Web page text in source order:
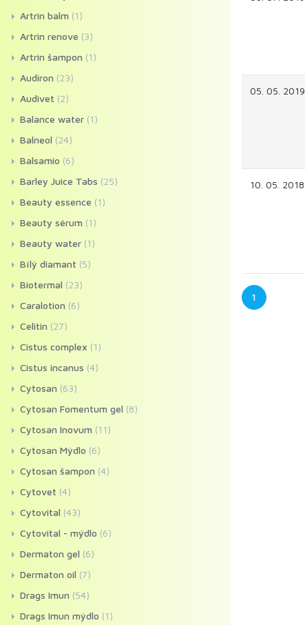
05. 05. 2019
10. 05. 2018
1
Artrin balm (1)
Artrin renove (3)
Artrin šampon (1)
Audiron (23)
Audivet (2)
Balance water (1)
Balneol (24)
Balsamio (6)
Barley Juice Tabs (25)
Beauty essence (1)
Beauty sérum (1)
Beauty water (1)
Bílý diamant (5)
Biotermal (23)
Caralotion (6)
Celitin (27)
Cistus complex (1)
Cistus incanus (4)
Cytosan (63)
Cytosan Fomentum gel (8)
Cytosan Inovum (11)
Cytosan Mýdlo (6)
Cytosan šampon (4)
Cytovet (4)
Cytovital (43)
Cytovital - mýdlo (6)
Dermaton gel (6)
Dermaton oil (7)
Drags Imun (54)
Drags Imun mýdlo (1)